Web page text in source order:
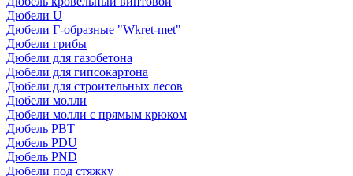
Дюбели U
Дюбели Г-образные "Wkret-met"
Дюбели грибы
Дюбели для газобетона
Дюбели для гипсокартона
Дюбели для строительных лесов
Дюбели молли
Дюбели молли с прямым крюком
Дюбель PBT
Дюбель PDU
Дюбель PND
Дюбели под стяжку